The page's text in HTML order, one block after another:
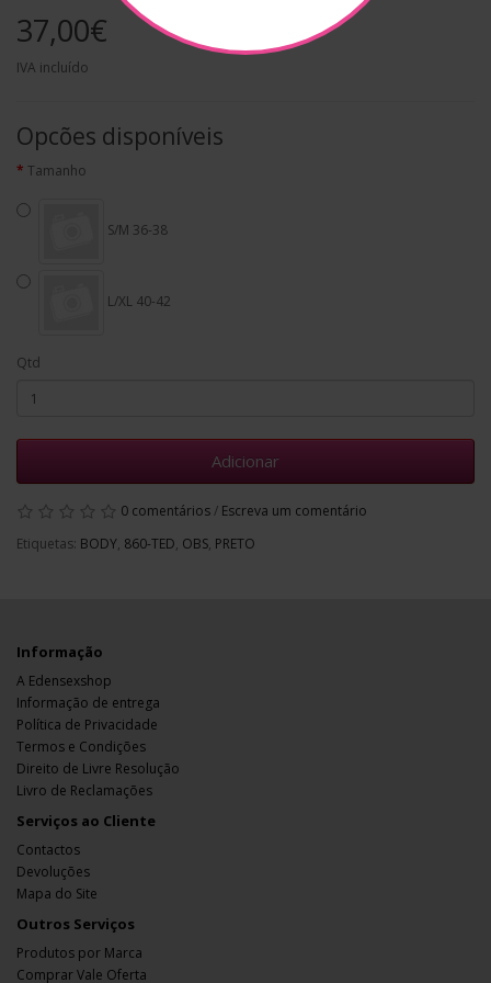
37,00€
IVA incluído
Opcões disponíveis
Tamanho
S/M 36-38
L/XL 40-42
Qtd
Adicionar
0 comentários/ Escreva um comentário
Etiquetas: BODY, 860-TED, OBS, PRETO
Informação
A Edensexshop
Informação de entrega
Política de Privacidade
Termos e Condições
Direito de Livre Resolução
Livro de Reclamações
Serviços ao Cliente
Contactos
Devoluções
Mapa do Site
Outros Serviços
Produtos por Marca
Comprar Vale Oferta